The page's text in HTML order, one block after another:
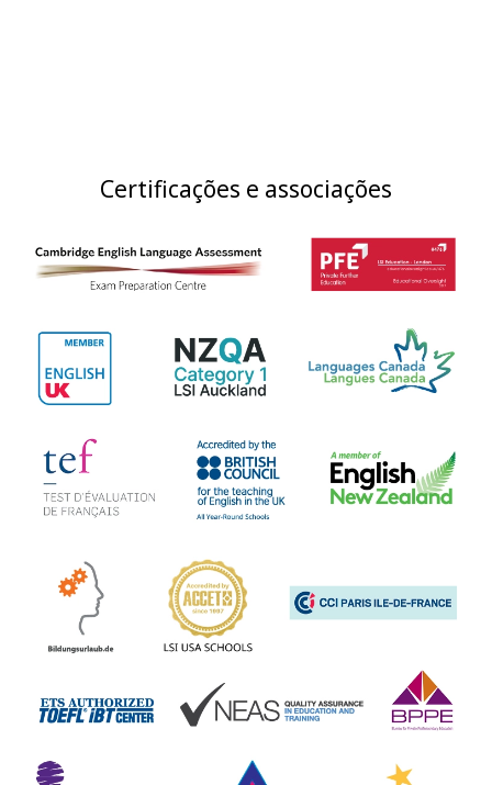
Certificações e associações